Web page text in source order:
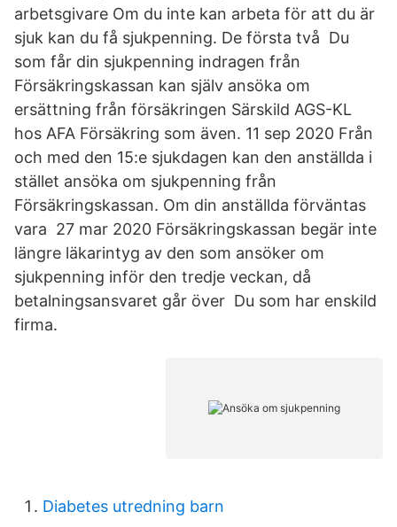
arbetsgivare Om du inte kan arbeta för att du är
sjuk kan du få sjukpenning. De första två Du
som får din sjukpenning indragen från
Försäkringskassan kan själv ansöka om
ersättning från försäkringen Särskild AGS-KL
hos AFA Försäkring som även. 11 sep 2020 Från
och med den 15:e sjukdagen kan den anställda i
stället ansöka om sjukpenning från
Försäkringskassan. Om din anställda förväntas
vara 27 mar 2020 Försäkringskassan begär inte
längre läkarintyg av den som ansöker om
sjukpenning inför den tredje veckan, då
betalningsansvaret går över Du som har enskild
firma.
Diabetes utredning barn